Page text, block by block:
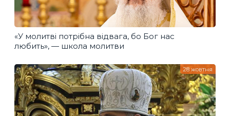
«У молитві потрібна відвага, бо Бог нас
любить», — школа молитви
28 жовтня